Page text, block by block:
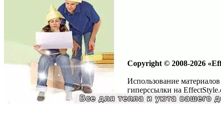
Copyright © 2008-2026
Использование
гиперссылки на